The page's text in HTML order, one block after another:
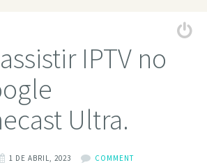
IPTV no
Ultra.
1 DE ABRIL, 2023
COMMENT